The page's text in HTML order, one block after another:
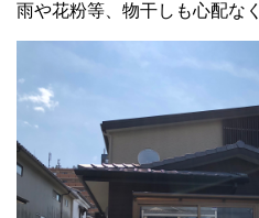
雨や花粉等、物干しも心配な